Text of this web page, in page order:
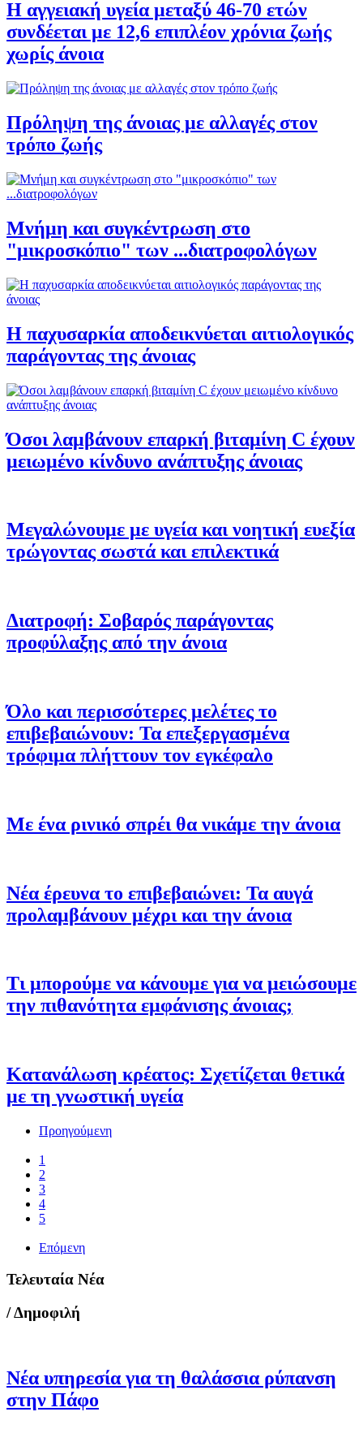
H αγγειακή υγεία μεταξύ 46-70 ετών
συνδέεται με 12,6 επιπλέον χρόνια ζωής
χωρίς άνοια
Πρόληψη της άνοιας με αλλαγές στον
τρόπο ζωής
Μνήμη και συγκέντρωση στο
"μικροσκόπιο" των ...διατροφολόγων
Η παχυσαρκία αποδεικνύεται αιτιολογικός
παράγοντας της άνοιας
Όσοι λαμβάνουν επαρκή βιταμίνη C έχουν
μειωμένο κίνδυνο ανάπτυξης άνοιας
Μεγαλώνουμε με υγεία και νοητική ευεξία
τρώγοντας σωστά και επιλεκτικά
Διατροφή: Σοβαρός παράγοντας
προφύλαξης από την άνοια
Όλο και περισσότερες μελέτες το
επιβεβαιώνουν: Τα επεξεργασμένα
τρόφιμα πλήττουν τον εγκέφαλο
Με ένα ρινικό σπρέι θα νικάμε την άνοια
Νέα έρευνα το επιβεβαιώνει: Τα αυγά
προλαμβάνουν μέχρι και την άνοια
Τι μπορούμε να κάνουμε για να μειώσουμε
την πιθανότητα εμφάνισης άνοιας;
Κατανάλωση κρέατος: Σχετίζεται θετικά
με τη γνωστική υγεία
Προηγούμενη
1
2
3
4
5
Επόμενη
Τελευταία Νέα
/ Δημοφιλή
Νέα υπηρεσία για τη θαλάσσια ρύπανση
στην Πάφο